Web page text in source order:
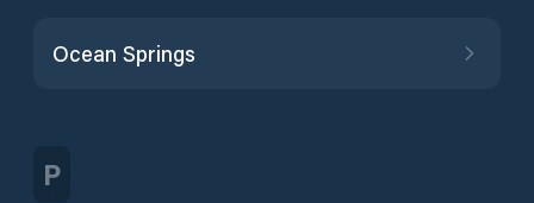
Ocean Springs
P